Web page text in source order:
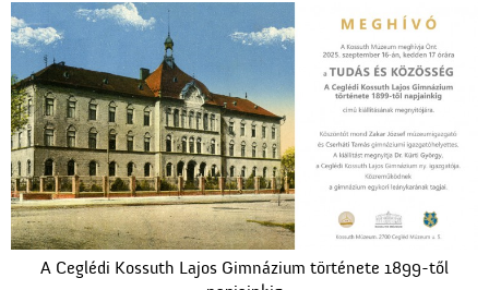
A Ceglédi Kossuth Lajos Gimnázium története 1899-től